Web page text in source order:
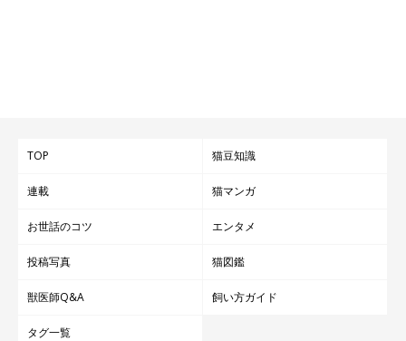
TOP 猫豆知識
連載 猫マンガ
お世話のコツ エンタメ
投稿写真 猫図鑑
獣医師Q&A 飼い方ガイド
タグ一覧